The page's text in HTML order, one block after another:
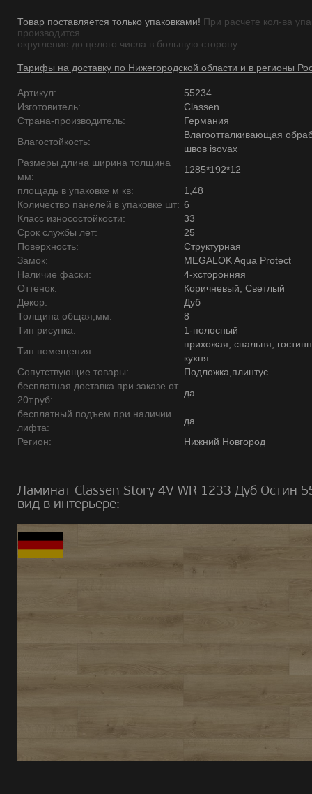
Товар поставляется только упаковками! При расчете кол-ва
производится
округление до целого числа в большую сторону.
Тарифы на доставку по Нижегородской области и в регионы
Артикул:
55234
Изготовитель:
Classen
Страна-производитель:
Германия
Влагостойкость:
Влагоотталкивающая
швов isovax
Размеры длина ширина толщина
мм:
1285*192*12
площадь в упаковке м кв:
1,48
Количество панелей в упаковке шт: 6
Класс износостойкости:
33
Срок службы лет:
25
Поверхность:
Структурная
Замок:
MEGALOK Aqua Protect
Наличие фаски:
4-хсторонняя
Оттенок:
Коричневый, Светлый
Декор:
Дуб
Толщина общая,мм:
8
Тип рисунка:
1-полосный
Тип помещения:
прихожая, спальня,
кухня
Сопутствующие товары:
Подложка,плинтус
бесплатная доставка при заказе от
20т.руб:
да
бесплатный подъем при наличии
лифта:
да
Регион:
Нижний Новгород
Ламинат Classen Story 4V WR 1233 Дуб Остин
вид в интерьере: